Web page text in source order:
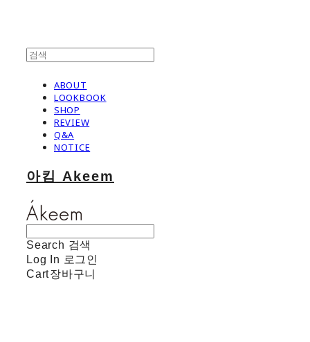
ABOUT
LOOKBOOK
SHOP
REVIEW
Q&A
NOTICE
아킴 Akeem
Search 검색
Log In 로그인
Cart장바구니